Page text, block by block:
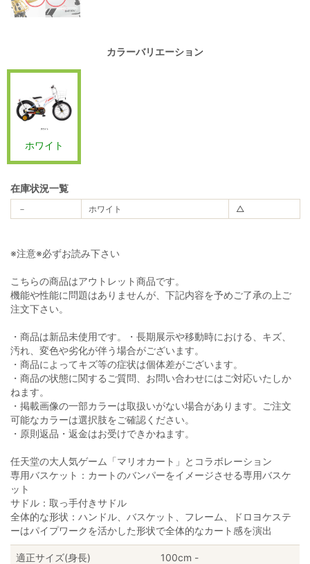
カラーバリエーション
ホワイト
在庫状況一覧
－ ホワイト △
※注意※必ずお読み下さい
こちらの商品はアウトレット商品です。
機能や性能に問題はありませんが、下記内容を予めご了承の上ご
注文下さい。
・商品は新品未使用です。・長期展示や移動時における、キズ、
汚れ、変色や劣化が伴う場合がございます。
・商品によってキズ等の症状は個体差がございます。
・商品の状態に関するご質問、お問い合わせにはご対応いたしか
ねます。
・掲載画像の一部カラーは取扱いがない場合があります。ご注文
可能なカラーは選択肢をご確認ください。
・原則返品・返金はお受けできかねます。
任天堂の大人気ゲーム「マリオカート」とコラボレーション
専用バスケット：カートのバンパーをイメージさせる専用バスケ
ット
サドル：取っ手付きサドル
全体的な形状：ハンドル、バスケット、フレーム、ドロヨケステ
ーはパイプワークを活かした形状で全体的なカート感を演出
適正サイズ(身長) 100cm -